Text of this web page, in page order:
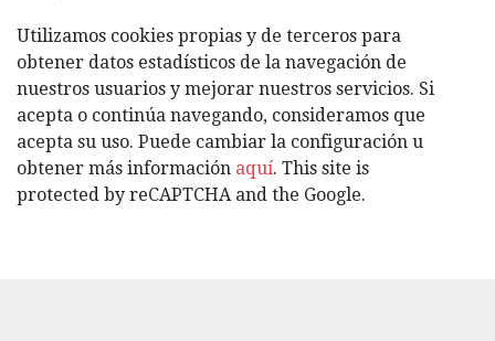
G
O
R
Í
A
S
Utilizamos cookies propias y de terceros para
obtener datos estadísticos de la navegación de
nuestros usuarios y mejorar nuestros servicios. Si
acepta o continúa navegando, consideramos que
acepta su uso. Puede cambiar la configuración u
obtener más información aquí. This site is
protected by reCAPTCHA and the Google.